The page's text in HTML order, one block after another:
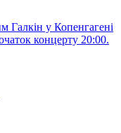
Галкін у Копенгагені
концерту 20:00.